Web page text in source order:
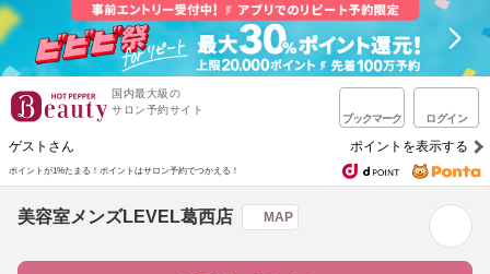
国内最大級の
サロン予約サイト
ブックマーク ログイン
ゲストさん ポイントを表示する
ポイントが1%たまる！ ポイントはサロン予約でつかえる！
美容室メンズLEVEL葛西店 MAP